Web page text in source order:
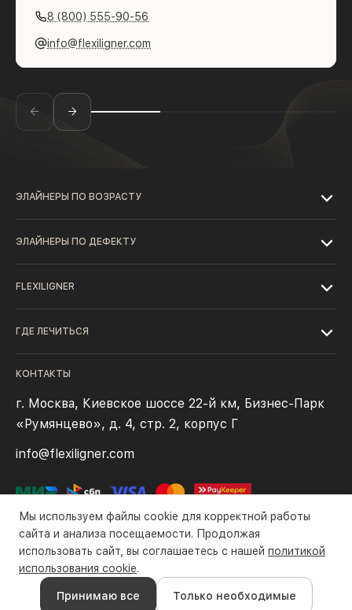
8 (800) 555-90-56
info@flexiligner.com
ЭЛАЙНЕРЫ ПО ВОЗРАСТУ
ЭЛАЙНЕРЫ ПО ДЕФЕКТУ
FLEXILIGNER
ГДЕ ЛЕЧИТЬСЯ
КОНТАКТЫ
г. Москва, Киевское шоссе 22-й км, Бизнес-Парк
«Румянцево», д. 4, стр. 2, корпус Г
info@flexiligner.com
Все права защищены компанией ООО «Флексилайнер». ©2016-
2026 гг.
Политика конфиденциальности Файлы cookie Правила оплаты
Мы используем файлы cookie для корректной работы
сайта и анализа посещаемости. Продолжая
использовать сайт, вы соглашаетесь с нашей политикой
использования cookie.
Принимаю все Только необходимые